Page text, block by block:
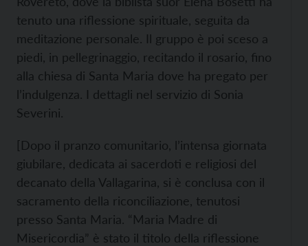
tenuto una riflessione spirituale, seguita da
meditazione personale. Il gruppo è poi sceso a
piedi, in pellegrinaggio, recitando il rosario, fino
alla chiesa di Santa Maria dove ha pregato per
l’indulgenza. I dettagli nel servizio di Sonia
Severini.
[Dopo il pranzo comunitario, l’intensa giornata
giubilare, dedicata ai sacerdoti e religiosi del
decanato della Vallagarina, si è conclusa con il
sacramento della riconciliazione, tenutosi
presso Santa Maria. “Maria Madre di
Misericordia” è stato il titolo della riflessione